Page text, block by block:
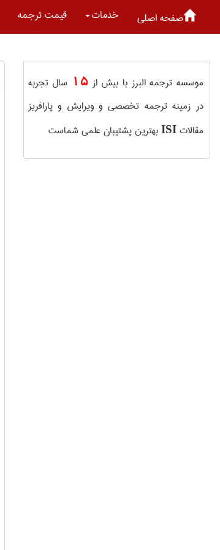
صفحه اصلی خدمات قیمت ترجمه
موسسه ترجمه البرز با بیش از15 سال تجربه
در زمینه ترجمه تخصصی و ویرایش و پارافریز
مقالات ISI بهترین پشتیبان علمی شماست